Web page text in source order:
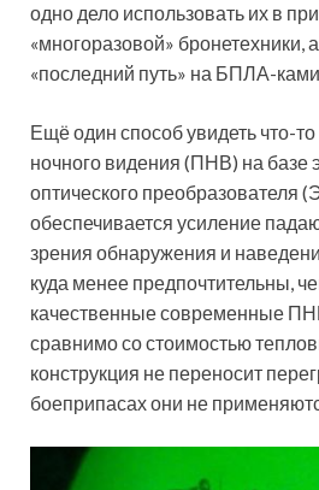
одно дело использовать их в
«многоразовой» бронетехники,
«последний путь» на БПЛА-
Ещё один способ увидеть что-
ночного видения (ПНВ) на базе
оптического преобразователя
обеспечивается усиление
зрения обнаружения и
куда менее предпочтительны,
качественные современные
сравнимо со стоимостью
конструкция не переносит
боеприпасах они не